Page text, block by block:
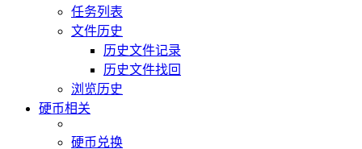
任务列表
文件历史
历史文件记录
历史文件找回
浏览历史
硬币相关
硬币兑换